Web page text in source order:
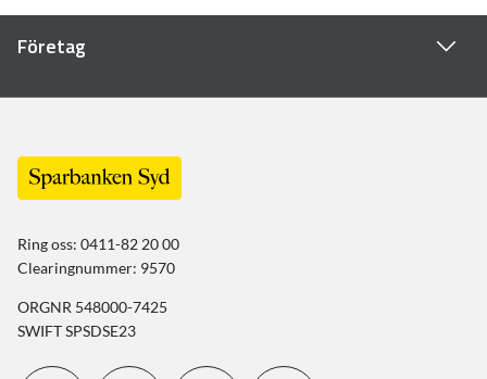
Företag
Ring oss: 0411-82 20 00
Clearingnummer: 9570
ORGNR 548000-7425
SWIFT SPSDSE23